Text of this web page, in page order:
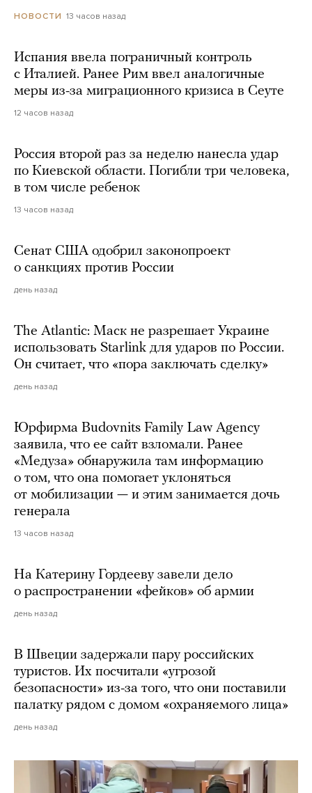
НОВОСТИ 13 часов назад
Испания ввела пограничный контроль
с Италией. Ранее Рим ввел аналогичные
меры из-за миграционного кризиса в Сеуте
12 часов назад
Россия второй раз за неделю нанесла удар
по Киевской области. Погибли три человека,
в том числе ребенок
13 часов назад
Сенат США одобрил законопроект
о санкциях против России
день назад
The Atlantic: Маск не разрешает Украине
использовать Starlink для ударов по России.
Он считает, что «пора заключать сделку»
день назад
Юрфирма Budovnits Family Law Agency
заявила, что ее сайт взломали. Ранее
«Медуза» обнаружила там информацию
о том, что она помогает уклоняться
от мобилизации — и этим занимается дочь
генерала
13 часов назад
На Катерину Гордееву завели дело
о распространении «фейков» об армии
день назад
В Швеции задержали пару российских
туристов. Их посчитали «угрозой
безопасности» из-за того, что они поставили
палатку рядом с домом «охраняемого лица»
день назад